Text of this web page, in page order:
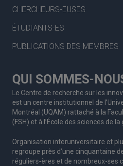
CHERCHEURS-EUSES
ÉTUDIANTS-ES
PUBLICATIONS DES MEMBRES
QUI SOMMES-
Le Centre de recherche sur les
est un centre institutionnel de
Montréal (UQAM) rattaché à la
(FSH) et à l’École des sciences de la
Organisation interuniversitaire et
regroupe près d’une cinquantaine
réguliers-ères et de nombreux-ses